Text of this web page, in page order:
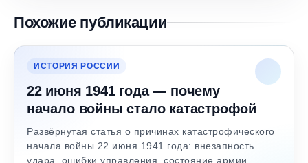
Похожие публикации
ИСТОРИЯ РОССИИ
22 июня 1941 года — почему
начало войны стало катастрофой
Развёрнутая статья о причинах катастрофического
начала войны 22 июня 1941 года: внезапность
удара, ошибки управления, состояние армии,